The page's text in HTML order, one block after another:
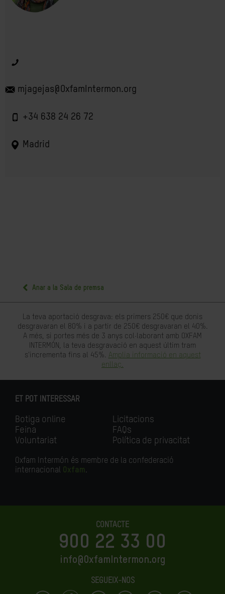
mjagejas@OxfamIntermon.org
+34 638 24 26 72
Madrid
Anar a la Sala de premsa
La teva aportació desgrava: els primers 250€ que donis
desgravaran el 80% i a partir de 250€ desgravaran el 40%.
A més, si portes més de 3 anys col·laborant amb OXFAM
INTERMÓN, la teva desgravació en aquest últim tram
s'incrementa fins al 45%. Amplia informació en aquest
enllaç.
ET POT INTERESSAR
Botiga online
Feina
Voluntariat
Licitacions
FAQs
Política de privacitat
Oxfam Intermón és membre de la confederació
internacional Oxfam.
CONTACTE
900 22 33 00
info@OxfamIntermon.org
SEGUEIX-NOS